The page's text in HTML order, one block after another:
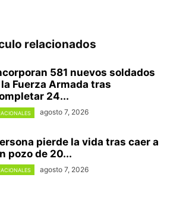
relacionados
581 nuevos soldados
la Fuerza Armada tras
24...
agosto 7, 2026
pierde la vida tras caer a
pozo de 20...
agosto 7, 2026